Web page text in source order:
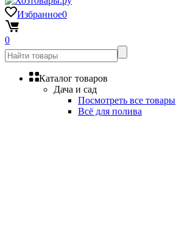
Избранное0
0
Каталог товаров
Дача и сад
Посмотреть все товары
Всё для полива